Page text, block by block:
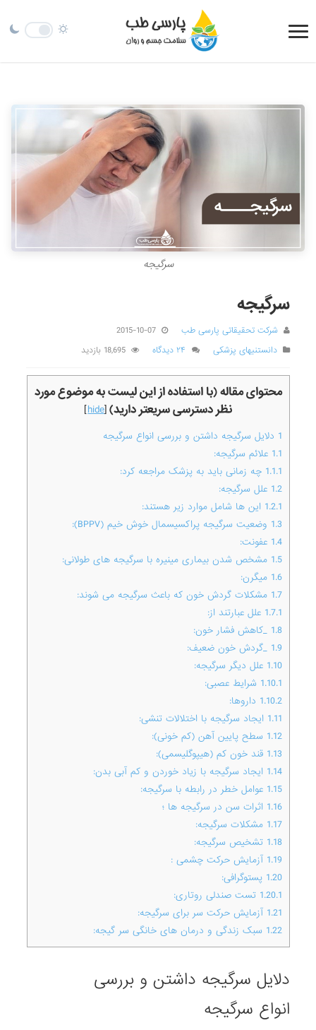
سرگیجه
سرگیجه
شرکت تحقیقاتی پارسی طب
2015-10-07
دانستنیهای پزشکی
۲۴ دیدگاه 18,695 بازدید
محتوای مقاله (با استفاده از این لیست به موضوع مورد
نظر دسترسی سریعتر دارید)[
hide
]
1 دلایل سرگیجه داشتن و بررسی انواع سرگیجه
1.1 علائم سرگیجه:
1.1.1 چه زمانی باید به پزشک مراجعه کرد:
1.2 علل سرگیجه:
1.2.1 این ها شامل موارد زیر هستند:
1.3 وضعیت سرگیجه پراکسیسمال خوش خیم (BPPV):
1.4 عفونت:
1.5 مشخص شدن بیماری مینیره با سرگیجه های طولانی:
1.6 میگرن:
1.7 مشکلات گردش خون که باعث سرگیجه می شوند:
1.7.1 علل عبارتند از:
1.8 _کاهش فشار خون:
1.9 _گردش خون ضعیف:
1.10 علل دیگر سرگیجه:
1.10.1 شرایط عصبی:
1.10.2 داروها:
1.11 ایجاد سرگیجه با اختلالات تنشی:
1.12 سطح پایین آهن (کم خونی):
1.13 قند خون کم (هیپوگلیسمی):
1.14 ایجاد سرگیجه با زیاد خوردن و کم آبی بدن:
1.15 عوامل خطر در رابطه با سرگیجه:
1.16 اثرات سن در سرگیجه ها ؛
1.17 مشکلات سرگیجه:
1.18 تشخیص سرگیجه:
1.19 آزمایش حرکت چشمی :
1.20 پستوگرافی:
1.20.1 تست صندلی روتاری:
1.21 آزمایش حرکت سر برای سرگیجه:
1.22 سبک زندگی و درمان های خانگی سر گیجه:
دلایل سرگیجه داشتن و بررسی
انواع سرگیجه